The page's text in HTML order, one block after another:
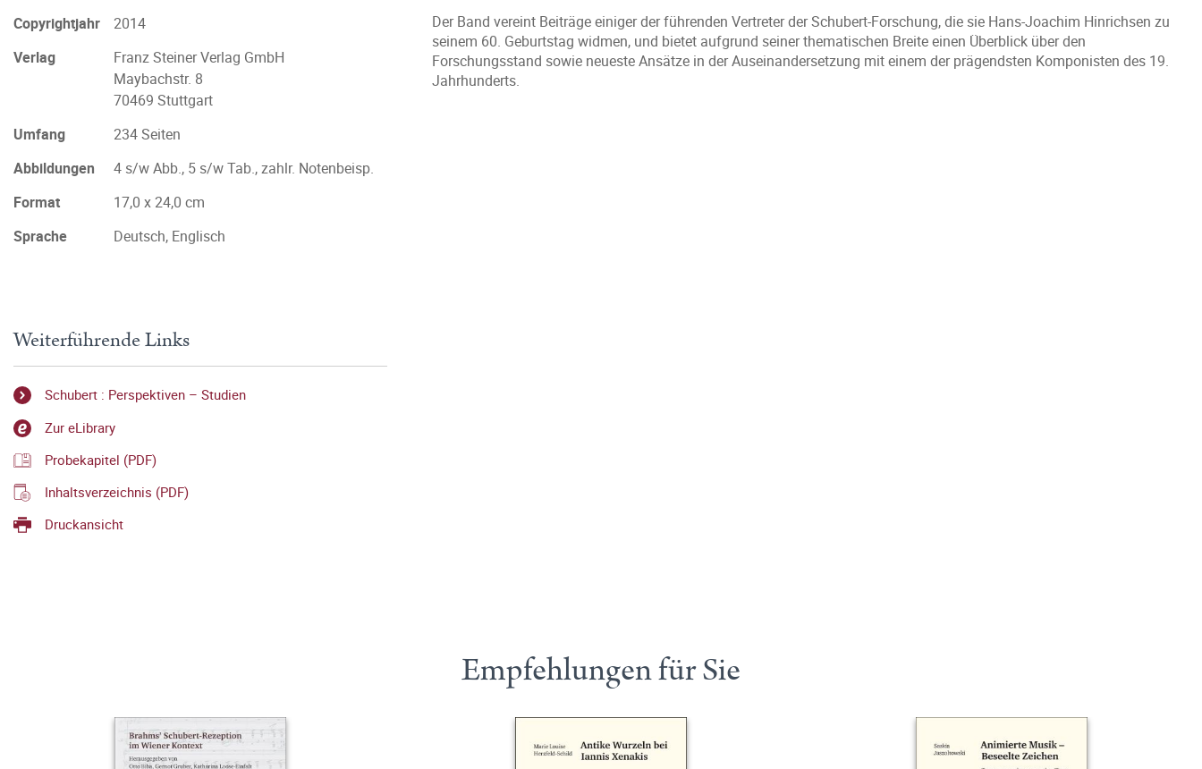
Der Band vereint Beiträge einiger der führenden Vertreter der Schubert-Forschung, die sie Hans-Joachim Hinrichsen zu
seinem 60. Geburtstag widmen, und bietet aufgrund seiner thematischen Breite einen Überblick über den
Forschungsstand sowie neueste Ansätze in der Auseinandersetzung mit einem der prägendsten Komponisten des 19.
Jahrhunderts.
Copyrightjahr
2014
Verlag
Franz Steiner Verlag GmbH
Maybachstr. 8
70469 Stuttgart
Umfang
234 Seiten
Abbildungen
4 s/w Abb., 5 s/w Tab., zahlr. Notenbeisp.
Format
17,0 x 24,0 cm
Sprache
Deutsch, Englisch
Weiterführende Links
Schubert : Perspektiven – Studien
Zur eLibrary
Probekapitel (PDF)
Inhaltsverzeichnis (PDF)
Druckansicht
Empfehlungen für Sie